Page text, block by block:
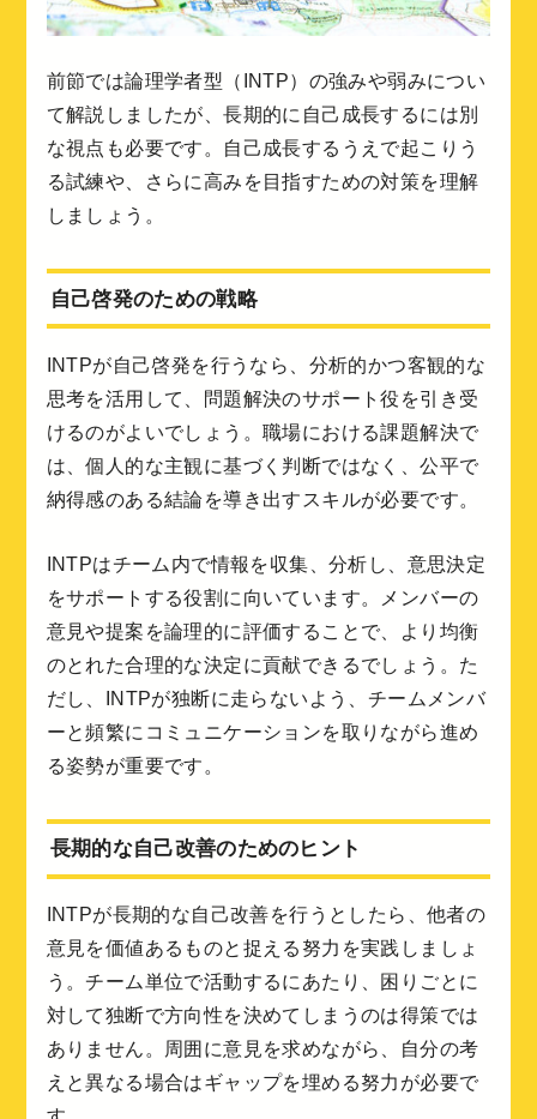
前節では論理学者型（INTP）の強みや弱みについ
て解説しましたが、長期的に自己成長するには別
な視点も必要です。自己成長するうえで起こりう
る試練や、さらに高みを目指すための対策を理解
しましょう。
自己啓発のための戦略
INTPが自己啓発を行うなら、分析的かつ客観的な
思考を活用して、問題解決のサポート役を引き受
けるのがよいでしょう。職場における課題解決で
は、個人的な主観に基づく判断ではなく、公平で
納得感のある結論を導き出すスキルが必要です。
INTPはチーム内で情報を収集、分析し、意思決定
をサポートする役割に向いています。メンバーの
意見や提案を論理的に評価することで、より均衡
のとれた合理的な決定に貢献できるでしょう。た
だし、INTPが独断に走らないよう、チームメンバ
ーと頻繁にコミュニケーションを取りながら進め
る姿勢が重要です。
長期的な自己改善のためのヒント
INTPが長期的な自己改善を行うとしたら、他者の
意見を価値あるものと捉える努力を実践しましょ
う。チーム単位で活動するにあたり、困りごとに
対して独断で方向性を決めてしまうのは得策では
ありません。周囲に意見を求めながら、自分の考
えと異なる場合はギャップを埋める努力が必要で